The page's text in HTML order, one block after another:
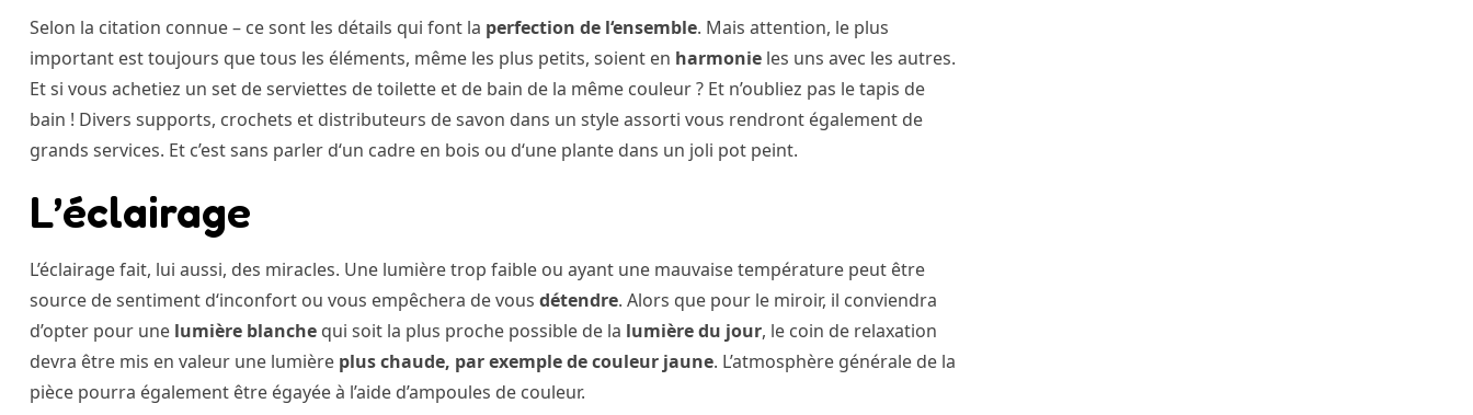
Selon la citation connue – ce sont les détails qui font la perfection de l‘ensemble. Mais attention, le plus
important est toujours que tous les éléments, même les plus petits, soient en harmonie les uns avec les autres.
Et si vous achetiez un set de serviettes de toilette et de bain de la même couleur ? Et n’oubliez pas le tapis de
bain ! Divers supports, crochets et distributeurs de savon dans un style assorti vous rendront également de
grands services. Et c’est sans parler d‘un cadre en bois ou d‘une plante dans un joli pot peint.
L’éclairage
L’éclairage fait, lui aussi, des miracles. Une lumière trop faible ou ayant une mauvaise température peut être
source de sentiment d‘inconfort ou vous empêchera de vous détendre. Alors que pour le miroir, il conviendra
d’opter pour une lumière blanche qui soit la plus proche possible de la lumière du jour, le coin de relaxation
devra être mis en valeur une lumière plus chaude, par exemple de couleur jaune. L’atmosphère générale de la
pièce pourra également être égayée à l’aide d’ampoules de couleur.